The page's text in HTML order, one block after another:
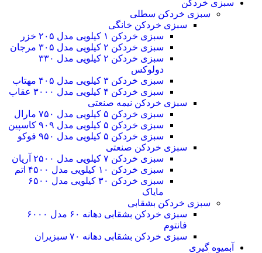
سبزی خردکن
سبزی خردکن سطلی
سبزی خردکن خانگی
سبزی خردکن ۱ کیلویی مدل ۲۰۵ خزر
سبزی خردکن ۲ کیلویی مدل ۳۰۵ مرجان
سبزی خردکن ۲ کیلویی مدل ۳۳۰
دولوکس
سبزی خردکن ۳ کیلویی مدل ۴۰۵ مهتاب
سبزی خردکن ۴ کیلویی مدل ۳۰۰۰ عقاب
سبزی خردکن نیمه صنعتی
سبزی خردکن ۵ کیلویی مدل ۷۵۰ مارال
سبزی خردکن ۵ کیلویی مدل ۹۰۹ کاسپین
سبزی خردکن ۵ کیلویی مدل ۹۵۰ فوکو
سبزی خردکن صنعتی
سبزی خردکن ۷ کیلویی مدل ۲۵۰۰ آریان
سبزی خردکن ۱۰ کیلویی مدل ۴۵۰۰ اتم
سبزی خردکن ۳۰ کیلویی مدل ۶۵۰۰
مایاک
سبزی خردکن بشقابی
سبزی خردکن بشقابی دهانه ۶۰ مدل ۶۰۰۰
فانتوم
سبزی خردکن بشقابی دهانه ۷۰ سبزیران
آبمیوه گیری